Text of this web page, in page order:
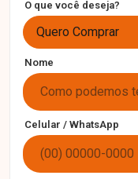
O que você deseja?
Quero Comprar
Nome
Celular / WhatsApp